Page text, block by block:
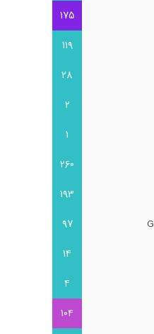
175
119
28
2
1
260
193
97
14
4
104